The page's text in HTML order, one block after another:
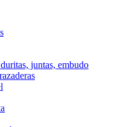
juntas, embudo